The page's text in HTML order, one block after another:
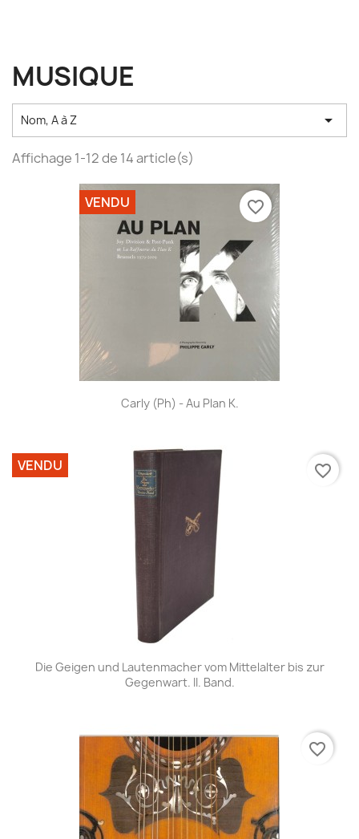
MUSIQUE
Nom, A à Z 
Affichage 1-12 de 14 article(s)
Carly (Ph) - Au Plan K.
VENDU favorite_border
Die Geigen und Lautenmacher vom Mittelalter bis zur
Gegenwart. II. Band.
VENDU favorite_border
favorite_border